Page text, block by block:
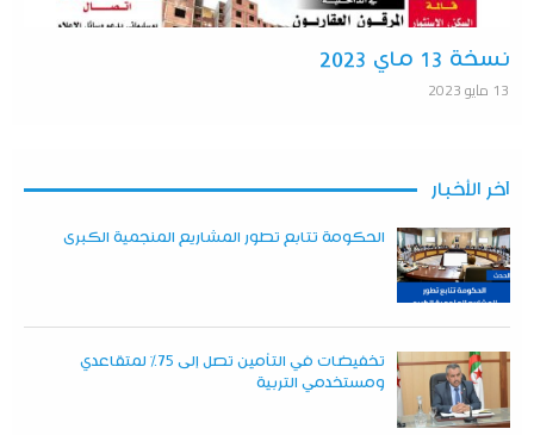
نسخة 13 ماي 2023
13 مايو 2023
آخر الأخبار
الحكومة تتابع تطور المشاريع المنجمية الكبرى
تخفيضات في التأمين تصل إلى 75% لمتقاعدي
ومستخدمي التربية